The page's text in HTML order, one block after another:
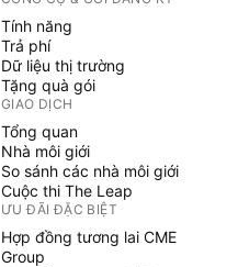
Tính năng
Trả phí
Dữ liệu thị trường
Tặng quà gói
GIAO DỊCH
Tổng quan
Nhà môi giới
So sánh các nhà môi giới
Cuộc thi The Leap
ƯU ĐÃI ĐẶC BIỆT
Hợp đồng tương lai CME
Group